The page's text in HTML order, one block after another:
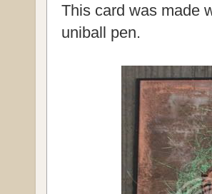
This card was made
uniball pen.